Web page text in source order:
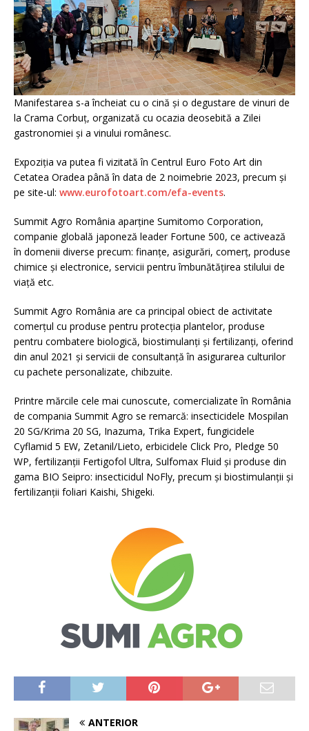
Manifestarea s-a încheiat cu o cină și o degustare de vinuri de
la Crama Corbuț, organizată cu ocazia deosebită a Zilei
gastronomiei și a vinului românesc.
Expoziția va putea fi vizitată în Centrul Euro Foto Art din
Cetatea Oradea până în data de 2 noimebrie 2023, precum și
pe site-ul: www.eurofotoart.com/efa-events.
Summit Agro România aparține Sumitomo Corporation,
companie globală japoneză leader Fortune 500, ce activează
în domenii diverse precum: finanțe, asigurări, comerț, produse
chimice și electronice, servicii pentru îmbunătățirea stilului de
viață etc.
Summit Agro România are ca principal obiect de activitate
comerțul cu produse pentru protecția plantelor, produse
pentru combatere biologică, biostimulanți și fertilizanți, oferind
din anul 2021 și servicii de consultanță în asigurarea culturilor
cu pachete personalizate, chibzuite.
Printre mărcile cele mai cunoscute, comercializate în România
de compania Summit Agro se remarcă: insecticidele Mospilan
20 SG/Krima 20 SG, Inazuma, Trika Expert, fungicidele
Cyflamid 5 EW, Zetanil/Lieto, erbicidele Click Pro, Pledge 50
WP, fertilizanţii Fertigofol Ultra, Sulfomax Fluid şi produse din
gama BIO Seipro: insecticidul NoFly, precum și biostimulanții și
fertilizanții foliari Kaishi, Shigeki.
ANTERIOR